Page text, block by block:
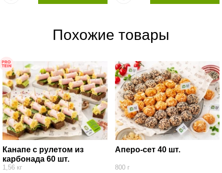
Похожие товары
Канапе с рулетом из
карбонада 60 шт.
1,56 кг
Аперо-сет 40 шт.
800 г